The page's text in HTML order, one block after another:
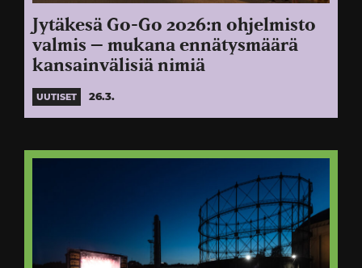
Jytäkesä Go-Go 2026:n ohjelmisto
valmis – mukana ennätysmäärä
kansainvälisiä nimiä
UUTISET 26.3.